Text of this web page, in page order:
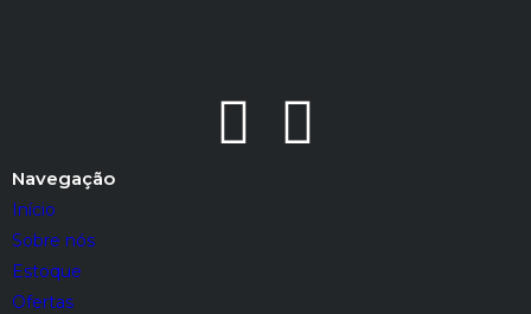
Navegação
Início
Sobre nós
Estoque
Ofertas